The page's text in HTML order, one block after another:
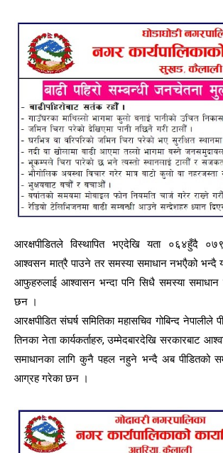
आरक्षपीडितले विस्थापित भएदेखि यता ०६४हुँदै
आश्वसन मात्रै पाउने तर समस्या समाधान नभएैको भन्दै
आफुहरुलाई आश्वासन भन्दा पनि सिधै समस्या समाधान
छन ।
आरक्षपीडित संघर्ष समितिका महासचिव गोबिन्द
तिनका नेता कार्यकर्ताहरु, उम्मेदबारदेखि सरकारबाट
समाधानका लागि कुनै पहल नहुने भन्दै अब पीडितको
आग्रह गरेका छन ।